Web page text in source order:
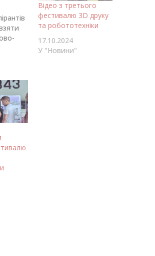
друку
який
ГО
Відео з третього
фестивалю 3D друку
та робототехніки
17.10.2024
У "Новини"